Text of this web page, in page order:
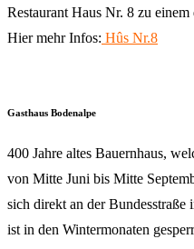
Restaurant Haus Nr. 8 zu
Hier mehr Infos: Hûs Nr.8
Gasthaus Bodenalpe
400 Jahre altes Bauernhaus,
von Mitte Juni bis Mitte
sich direkt an der
ist in den Wintermonaten